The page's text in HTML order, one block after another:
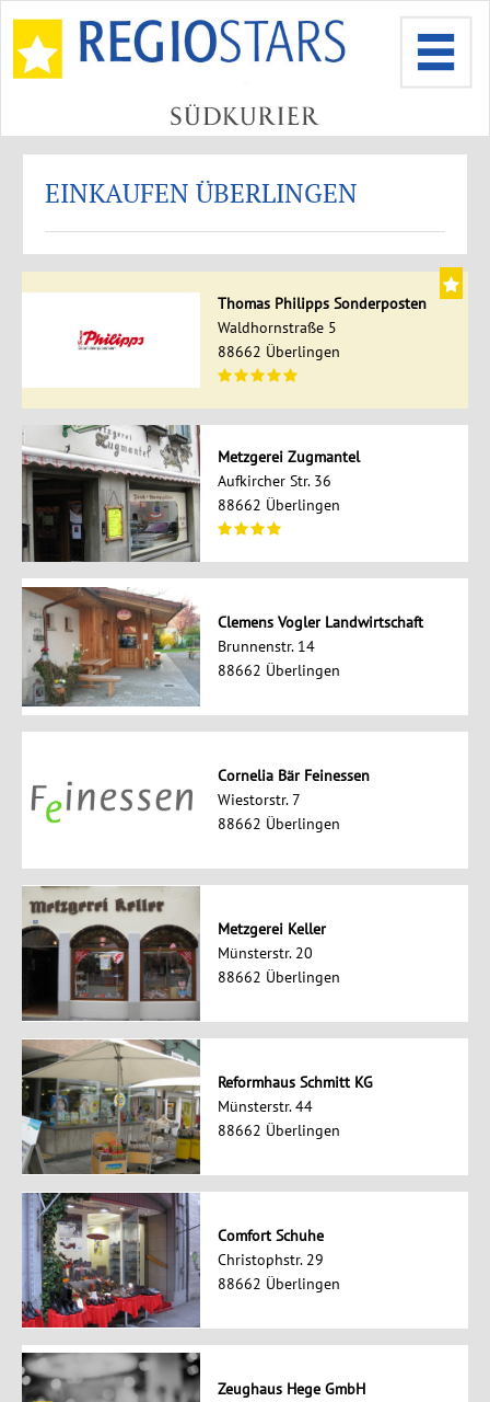
EINKAUFEN ÜBERLINGEN
Thomas Philipps Sonderposten
Waldhornstraße 5
88662 Überlingen
Metzgerei Zugmantel
Aufkircher Str. 36
88662 Überlingen
Clemens Vogler Landwirtschaft
Brunnenstr. 14
88662 Überlingen
Cornelia Bär Feinessen
Wiestorstr. 7
88662 Überlingen
Metzgerei Keller
Münsterstr. 20
88662 Überlingen
Reformhaus Schmitt KG
Münsterstr. 44
88662 Überlingen
Comfort Schuhe
Christophstr. 29
88662 Überlingen
Zeughaus Hege GmbH